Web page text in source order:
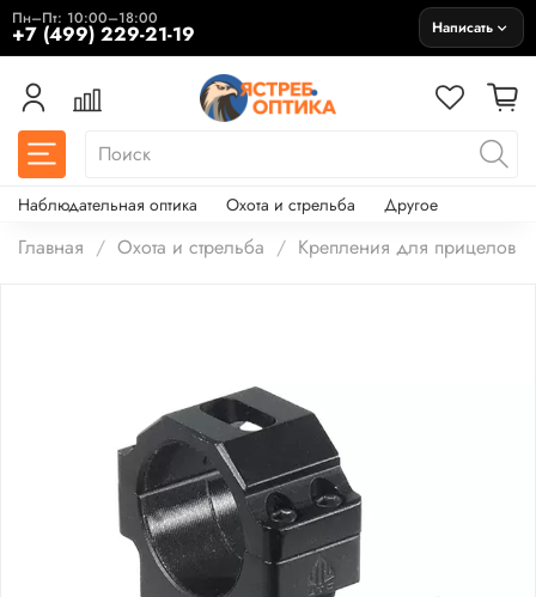
Пн–Пт: 10:00–18:00
+7 (499) 229-21-19 Написать
Наблюдательная оптика Охота и стрельба Другое
Главная Охота и стрельба Крепления для прицелов